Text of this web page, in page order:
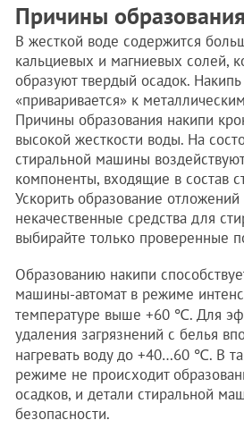
Причины
В жесткой воде содержится
кальциевых и магниевых солей,
образуют твердый осадок.
«приваривается» к
Причины образования накипи
высокой жесткости воды. На
стиральной машины
компоненты, входящие в состав
Ускорить образование отложений
некачественные средства для
выбирайте только проверенные
Образованию накипи
машины-автомат в режиме
температуре выше +60 ℃. Для
удаления загрязнений с белья
нагревать воду до +40…60 ℃. В
режиме не происходит
осадков, и детали стиральной
безопасности.